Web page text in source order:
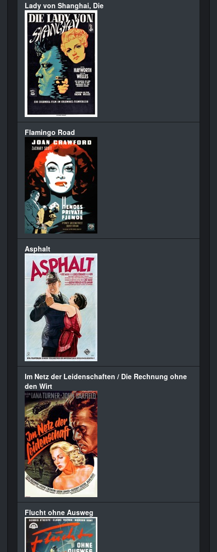
Lady von Shanghai, Die
Flamingo Road
Asphalt
Im Netz der Leidenschaften / Die Rechnung ohne
den Wirt
Flucht ohne Ausweg